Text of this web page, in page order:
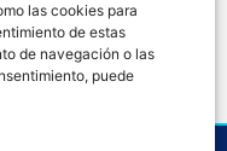
las cookies para
de estas
de navegación o las
puede